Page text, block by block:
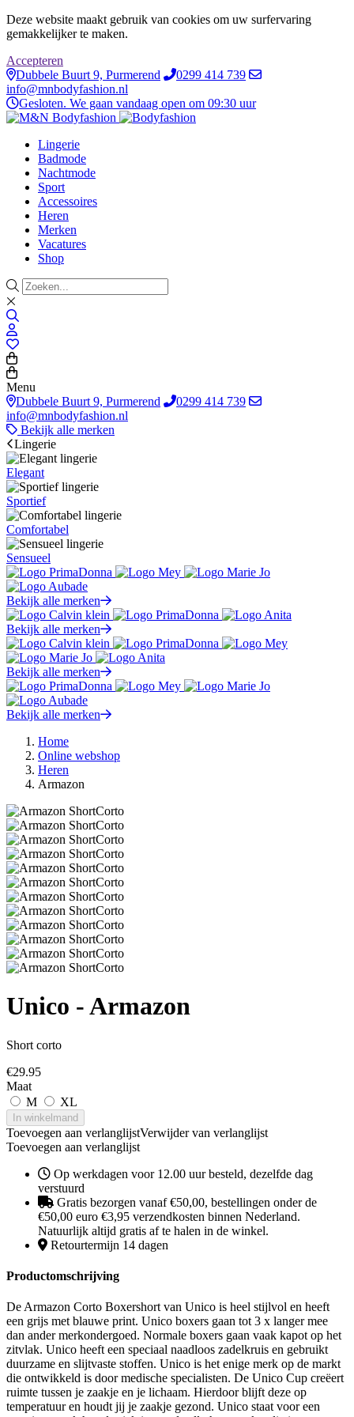
Deze website maakt gebruik van cookies om uw surfervaring
gemakkelijker te maken.
Accepteren
Dubbele Buurt 9, Purmerend
0299 414 739
info@mnbodyfashion.nl
Gesloten. We gaan vandaag open om 09:30 uur
Lingerie
Badmode
Nachtmode
Sport
Accessoires
Heren
Merken
Vacatures
Shop
Menu
Dubbele Buurt 9, Purmerend
0299 414 739
info@mnbodyfashion.nl
Bekijk alle merken
Lingerie
Elegant
Sportief
Comfortabel
Sensueel
Bekijk alle merken
Bekijk alle merken
Bekijk alle merken
Bekijk alle merken
Home
Online webshop
Heren
Armazon
Unico - Armazon
Short corto
€29.95
Maat
M
XL
In winkelmand
Toevoegen aan verlanglijstVerwijder van verlanglijst
Toevoegen aan verlanglijst
Op werkdagen voor 12.00 uur besteld, dezelfde dag
verstuurd
Gratis bezorgen vanaf €50,00, bestellingen onder de
€50,00 euro €3,95 verzendkosten binnen Nederland.
Natuurlijk altijd gratis af te halen in de winkel.
Retourtermijn 14 dagen
Productomschrijving
De Armazon Corto Boxershort van Unico is heel stijlvol en heeft
een grijs met blauwe print. Unico boxers gaan tot 3 x langer mee
dan ander merkondergoed. Normale boxers gaan vaak kapot op het
zitvlak. Unico heeft een speciaal naadloos zadelkruis en gebruikt
duurzame en slijtvaste stoffen. Unico is het enige merk op de markt
die ontwikkeld is door medische specialisten. De Unico Cup creëert
ruimte tussen je zaakje en je lichaam. Hierdoor blijft deze op
temperatuur en houdt jij je zaakje gezond. Unico staat voor een